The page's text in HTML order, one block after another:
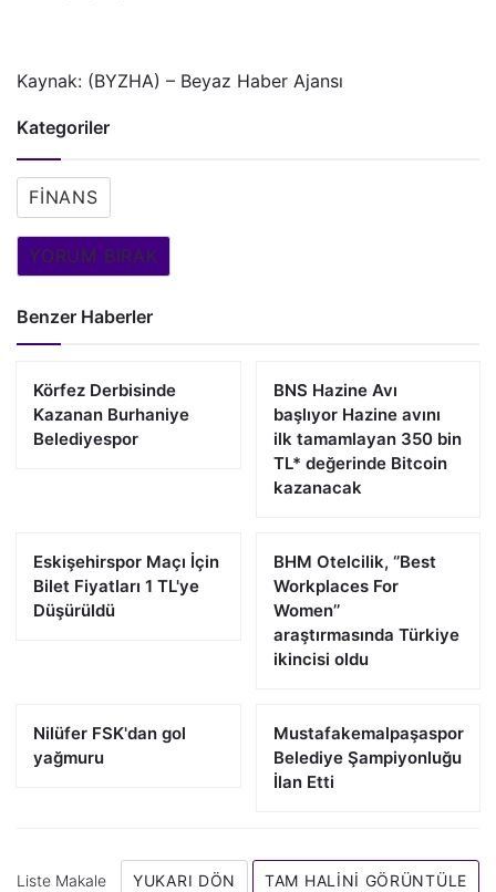
Kaynak: (BYZHA) – Beyaz Haber Ajansı
Kategoriler
FINANS
YORUM BIRAK
Benzer Haberler
Körfez Derbisinde
Kazanan Burhaniye
Belediyespor
BNS Hazine Avı
başlıyor Hazine avını
ilk tamamlayan 350 bin
TL* değerinde Bitcoin
kazanacak
Eskişehirspor Maçı İçin
Bilet Fiyatları 1 TL'ye
Düşürüldü
BHM Otelcilik, ‘’Best
Workplaces For
Women’’
araştırmasında Türkiye
ikincisi oldu
Nilüfer FSK'dan gol
yağmuru
Mustafakemalpaşaspor
Belediye Şampiyonluğu
İlan Etti
Liste Makale YUKARI DÖN TAM HALINI GÖRÜNTÜLE